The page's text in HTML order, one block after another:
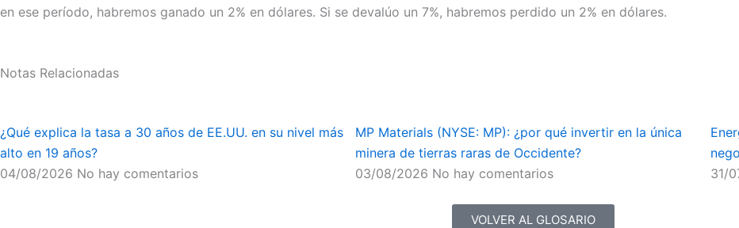
en ese período, habremos ganado un 2% en dólares. Si se devalúo un 7%, habremos perdido un 2% en dólares.
Notas Relacionadas
¿Qué explica la tasa a 30 años de EE.UU. en su nivel más
alto en 19 años?
04/08/2026 No hay comentarios
MP Materials (NYSE: MP): ¿por qué invertir en la única
minera de tierras raras de Occidente?
03/08/2026 No hay comentarios
31/
VOLVER AL GLOSARIO